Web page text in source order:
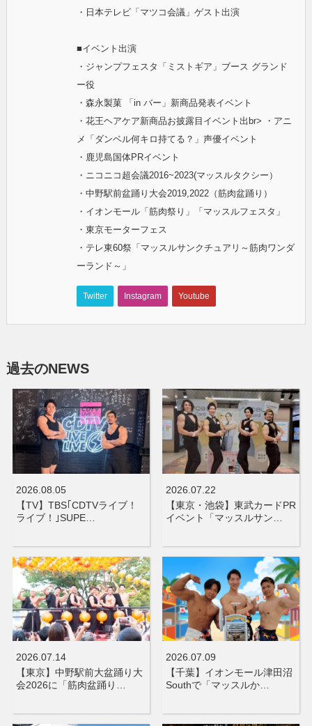
・日本テレビ「マツコ会議」ゲスト出演
■イベント出演
・ジャンプフェスタ「ミストギア」ブース グランド
ー役
・森永製菓 「in バー」新商品発表イベント
・花王ヘアケア新商品お披露目イベント出br> ・アニ
メ「ダンベル何キロ持てる？」声優イベント
・鹿児島国体PRイベント
・ニコニコ超会議2016~2023(マッスルタクシー）
・中野駅前盆踊り大会2019,2022（筋肉盆踊り）
・イオンモール「筋肉祭り」「マッスルフェスタ」
・東京モーターフェス
・テレ東60祭「マッスルサンクチュアリ～筋肉ワンダ
ーランド～」
Twitter Instagram Youtube
過去のNEWS
2026.08.05
【TV】TBS｢CDTVライブ！
ライブ！｣SUPE…
2026.07.22
【東京・池袋】東武カードPR
イベント「マッスルサン…
2026.07.14
【東京】中野駅前大盆踊り大
会2026に「筋肉盆踊り…
2026.07.09
【千葉】イオンモール津田沼
Southで「マッスルか…